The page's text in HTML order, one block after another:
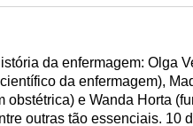
da enfermagem: Olga
da enfermagem),
obstétrica) e Wanda Horta
outras tão essenciais. 10